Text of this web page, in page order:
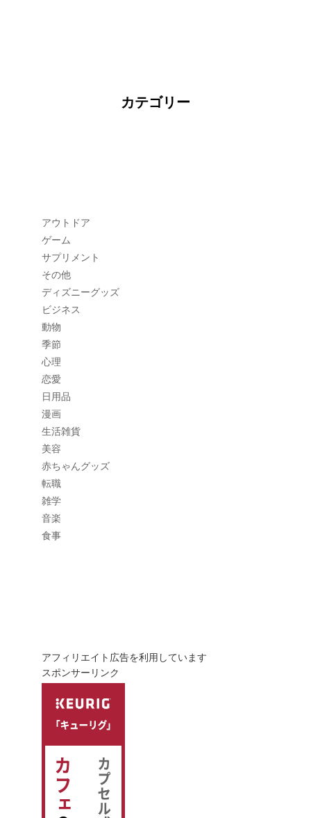
カテゴリー
アウトドア
ゲーム
サプリメント
その他
ディズニーグッズ
ビジネス
動物
季節
心理
恋愛
日用品
漫画
生活雑貨
美容
赤ちゃんグッズ
転職
雑学
音楽
食事
アフィリエイト広告を利用しています
スポンサーリンク